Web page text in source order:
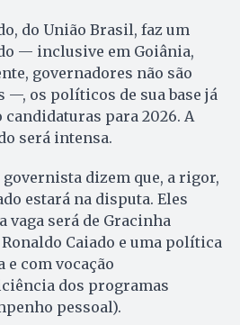
do União Brasil, faz um
— inclusive em Goiânia,
governadores não são
—, os políticos de sua base já
para 2026. A
será intensa.
dizem que, a rigor,
estará na disputa. Eles
vaga será de Gracinha
Caiado e uma política
com vocação
dos programas
pessoal).